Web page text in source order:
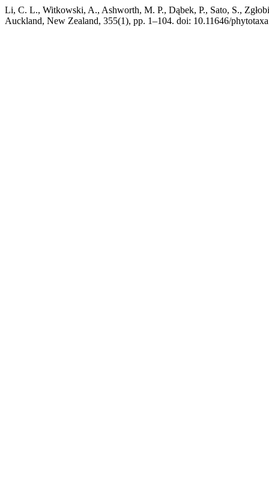
Li, C. L., Witkowski, A., Ashworth, M. P., Dąbek, P., Sato, S.,
Auckland, New Zealand, 355(1), pp. 1–104. doi: 10.11646/